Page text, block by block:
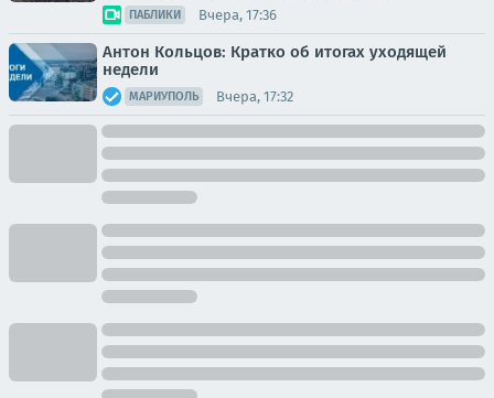
ПАБЛИКИ Вчера, 17:36
Антон Кольцов: Кратко об итогах уходящей
недели
МАРИУПОЛЬ Вчера, 17:32